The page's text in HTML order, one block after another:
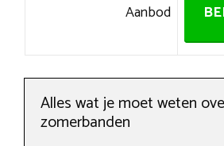
Aanbod
Alles wat je moet weten
zomerbanden